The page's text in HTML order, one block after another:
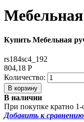
Купить Мебельная
rs184sc4_192
804,18 Р
Количество:
В наличии
При покупке кратно 1-
Добавить к сравнению